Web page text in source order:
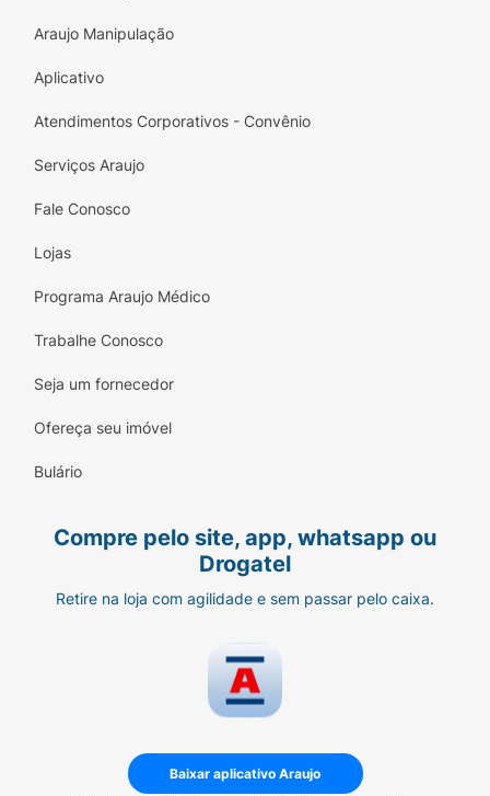
Araujo Manipulação
Aplicativo
Atendimentos Corporativos - Convênio
Serviços Araujo
Fale Conosco
Lojas
Programa Araujo Médico
Trabalhe Conosco
Seja um fornecedor
Ofereça seu imóvel
Bulário
Compre pelo site, app, whatsapp ou
Drogatel
Retire na loja com agilidade e sem passar pelo caixa.
Baixar aplicativo Araujo